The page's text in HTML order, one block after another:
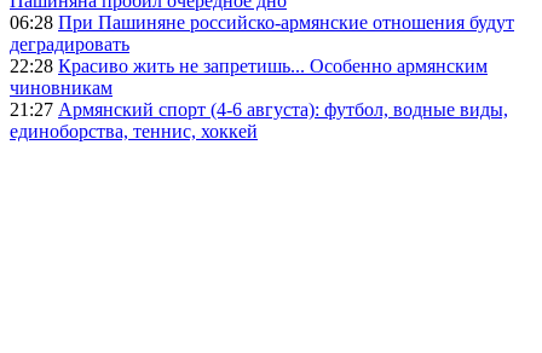
06:28 При Пашиняне российско-армянские отношения будут
деградировать
22:28 Красиво жить не запретишь... Особенно армянским
чиновникам
21:27 Армянский спорт (4-6 августа): футбол, водные виды,
единоборства, теннис, хоккей